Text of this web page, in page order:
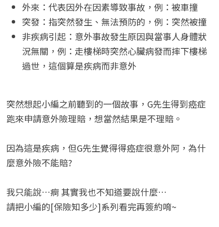
外來：代表因外在因素導致事故，例：被車撞
突發：指突然發生、無法預防的，例：突然被撞
非疾病引起：意外事故發生原因與當事人身體狀
況無關，例：走樓梯時突然心臟病發而摔下樓梯
過世，這個算是疾病而非意外
突然想起小編之前聽到的一個故事，G先生得到癌症
跑來申請意外險理賠，想當然結果是不理賠。
因為這是疾病，但G先生覺得得癌症很意外阿，為什
麼意外險不能賠?
我只能說…痾 其實我也不知道要說什麼…
請把小編的[保險知多少]系列看完再簽約唷~